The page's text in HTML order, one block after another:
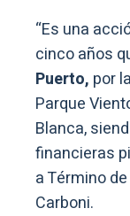
“Es una
cinco años
Puerto, por
Parque
Blanca,
financieras
a Término
Carboni.